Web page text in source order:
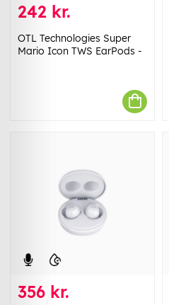
242 kr.
OTL Technologies Super
Mario Icon TWS EarPods -
356 kr.